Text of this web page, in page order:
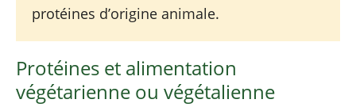
protéines d’origine animale.
Protéines et alimentation
végétarienne ou végétalienne